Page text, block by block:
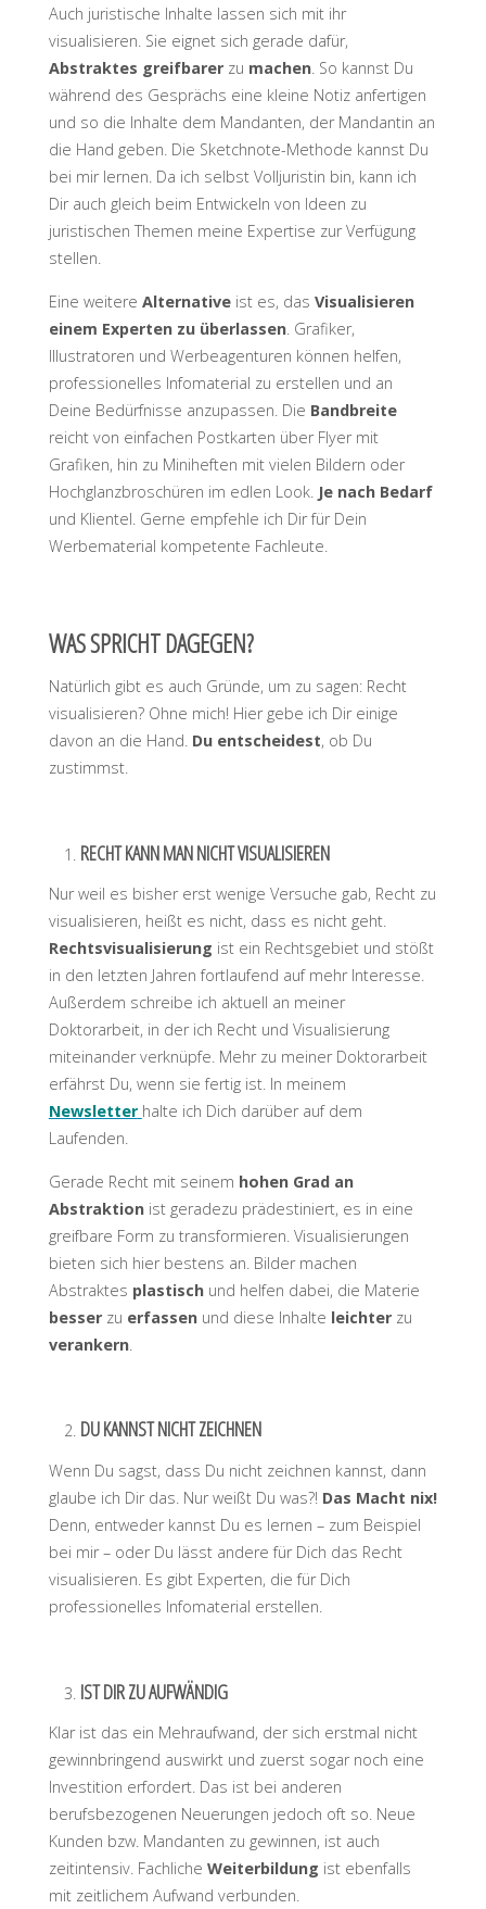
Auch juristische Inhalte lassen sich mit ihr
visualisieren. Sie eignet sich gerade dafür,
Abstraktes greifbarerzu machen. So kannst Du
während des Gesprächs eine kleine Notiz anfertigen
und so die Inhalte dem Mandanten, der Mandantin an
die Hand geben. Die Sketchnote-Methode kannst Du
bei mir lernen. Da ich selbst Volljuristin bin, kann ich
Dir auch gleich beim Entwickeln von Ideen zu
juristischen Themen meine Expertise zur Verfügung
stellen.
Eine weitere Alternativeist es, das Visualisieren
einem Experten zu überlassen. Grafiker,
Illustratoren und Werbeagenturen können helfen,
professionelles Infomaterial zu erstellen und an
Deine Bedürfnisse anzupassen. Die Bandbreite
reicht von einfachen Postkarten über Flyer mit
Grafiken, hin zu Miniheften mit vielen Bildern oder
Hochglanzbroschüren im edlen Look. Je nach Bedarf
und Klientel. Gerne empfehle ich Dir für Dein
Werbematerial kompetente Fachleute.
WAS SPRICHT DAGEGEN?
Natürlich gibt es auch Gründe, um zu sagen: Recht
visualisieren? Ohne mich! Hier gebe ich Dir einige
davon an die Hand. Du entscheidest, ob Du
zustimmst.
RECHT KANN MAN NICHT VISUALISIEREN
Nur weil es bisher erst wenige Versuche gab, Recht zu
visualisieren, heißt es nicht, dass es nicht geht.
Rechtsvisualisierung ist ein Rechtsgebiet und stößt
in den letzten Jahren fortlaufend auf mehr Interesse.
Außerdem schreibe ich aktuell an meiner
Doktorarbeit, in der ich Recht und Visualisierung
miteinander verknüpfe. Mehr zu meiner Doktorarbeit
erfährst Du, wenn sie fertig ist. In meinem
Newsletter halte ich Dich darüber auf dem
Laufenden.
Gerade Recht mit seinem hohen Grad an
Abstraktionist geradezu prädestiniert, es in eine
greifbare Form zu transformieren. Visualisierungen
bieten sich hier bestens an. Bilder machen
Abstraktes plastischund helfen dabei, die Materie
besserzu erfassenund diese Inhalte leichterzu
verankern.
DU KANNST NICHT ZEICHNEN
Wenn Du sagst, dass Du nicht zeichnen kannst, dann
glaube ich Dir das. Nur weißt Du was?! Das Macht nix!
Denn, entweder kannst Du es lernen – zum Beispiel
bei mir – oder Du lässt andere für Dich das Recht
visualisieren. Es gibt Experten, die für Dich
professionelles Infomaterial erstellen.
IST DIR ZU AUFWÄNDIG
Klar ist das ein Mehraufwand, der sich erstmal nicht
gewinnbringend auswirkt und zuerst sogar noch eine
Investition erfordert. Das ist bei anderen
berufsbezogenen Neuerungen jedoch oft so. Neue
Kunden bzw. Mandanten zu gewinnen, ist auch
zeitintensiv. Fachliche Weiterbildung ist ebenfalls
mit zeitlichem Aufwand verbunden.